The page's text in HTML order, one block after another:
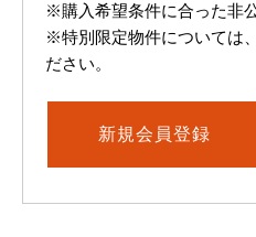
※購入希望条件に合った非
※特別限定物件については
ださい。
新規会員登録